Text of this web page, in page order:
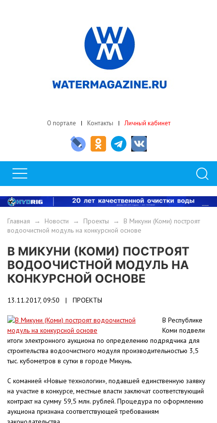
О портале Контакты Личный кабинет
Главная → Новости → Проекты → В Микуни (Коми) построят
водоочистной модуль на конкурсной основе
В МИКУНИ (КОМИ) ПОСТРОЯТ
ВОДООЧИСТНОЙ МОДУЛЬ НА
КОНКУРСНОЙ ОСНОВЕ
13.11.2017, 09:50 | ПРОЕКТЫ
В Республике
Коми подвели
итоги электронного аукциона по определению подрядчика для
строительства водоочистного модуля производительностью 3,5
тыс. кубометров в сутки в городе Микунь.
С команией «Новые технологии», подавшей единственную заявку
на участие в конкурсе, местные власти заключат соответствующий
контракт на сумму 59,5 млн. рублей. Процедура по оформлению
аукциона признана соответствующей требованиям